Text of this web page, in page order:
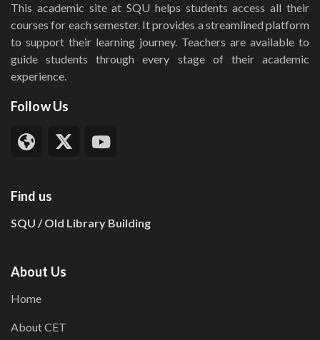
This academic site at SQU helps students access all their
courses for each semester. It provides a streamlined platform
to support their learning journey. Teachers are available to
guide students through every stage of their academic
experience.
Follow Us
Find us
SQU / Old Library Building
About Us
Home
About CET